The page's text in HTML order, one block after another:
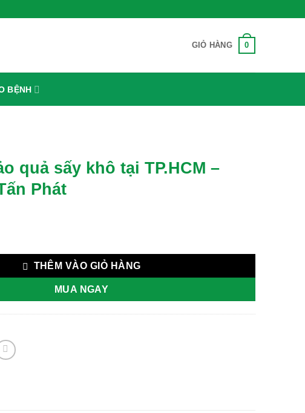
GIỎ HÀNG 0
BỆNH
quả sấy khô tại TP.HCM –
Phát
tại TP.HCM - Dược Liệu Tấn Phát số lượng
THÊM VÀO GIỎ HÀNG
MUA NGAY